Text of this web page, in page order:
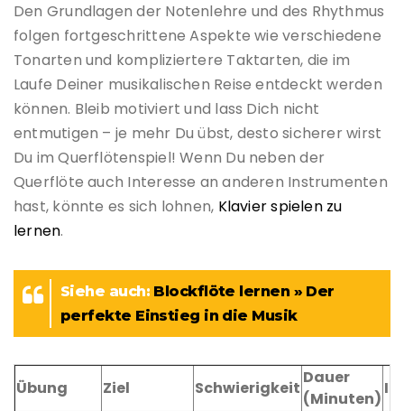
Den Grundlagen der Notenlehre und des Rhythmus
folgen fortgeschrittene Aspekte wie verschiedene
Tonarten und kompliziertere Taktarten, die im
Laufe Deiner musikalischen Reise entdeckt werden
können. Bleib motiviert und lass Dich nicht
entmutigen – je mehr Du übst, desto sicherer wirst
Du im Querflötenspiel! Wenn Du neben der
Querflöte auch Interesse an anderen Instrumenten
hast, könnte es sich lohnen, Klavier spielen zu
lernen.
Siehe auch: Blockflöte lernen » Der
perfekte Einstieg in die Musik
Übung Ziel Schwierigkeit
Dauer
(Minuten)